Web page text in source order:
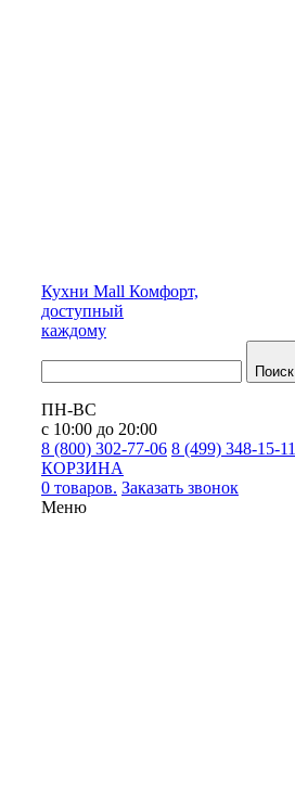
Кухни Mall Комфорт,
доступный
каждому
Поиск
ПН-ВС
с 10:00 до 20:00
8 (800) 302-77-06 8 (499) 348-15-11
КОРЗИНА
0 товаров. Заказать звонок
Меню